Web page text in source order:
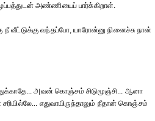
அண்ணியைப் பார்க்கிறாள்.
வந்தப்போ, யாரோன்னு நினைச்சு நான்
அவன் கொஞ்சம் சிடுமூஞ்சி... ஆனா
எதுவாயிருந்தாலும் நீதான் கொஞ்சம்